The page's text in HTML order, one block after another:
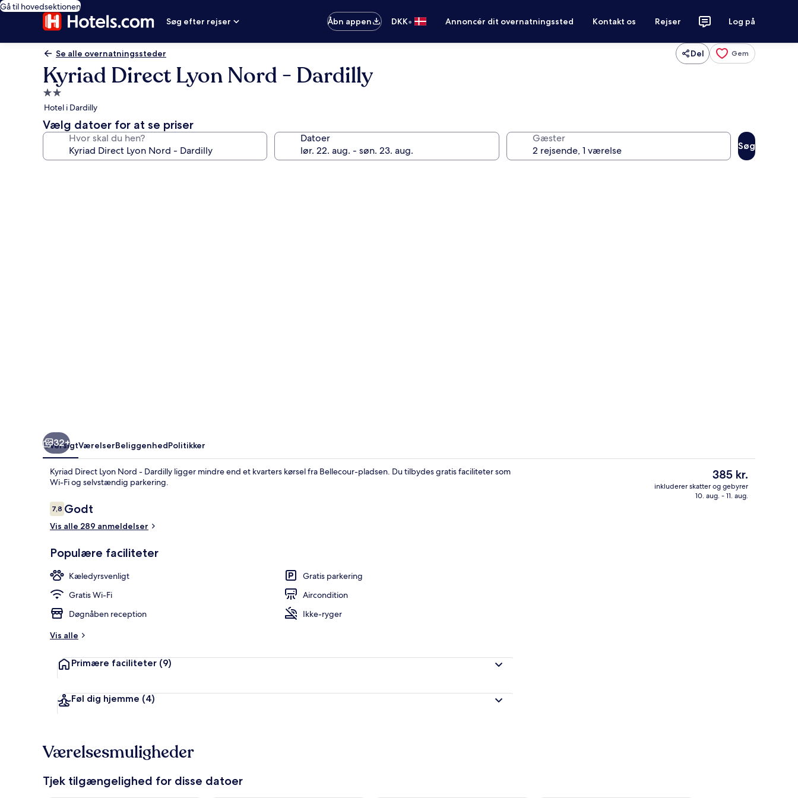
Gå til hovedsektionen
Søg efter rejser
Åbn appen DKK• Annoncér dit overnatningssted Kontakt os Rejser Log på
Se alle overnatningssteder Del Gem
Kyriad Direct Lyon Nord - Dardilly
2.0-
stjernet
overnatningssted
Hotel i Dardilly
Vælg datoer for at se priser
Hvor skal du hen? Datoer Gæster
Søg
Morgenmadsbuffet hver dag mod et gebyr
Værelse - flere senge |
32+
OversigtVærelserBeliggenhedPolitikker
Kyriad Direct Lyon Nord - Dardilly ligger mindre end et kvarters kørsel fra Bellecour-pladsen. Du tilbydes gratis faciliteter som
Wi-Fi og selvstændig parkering.
Anmeldelser
7,87,8 ud af 10.
Godt
Vis alle 289 anmeldelser
Populære faciliteter
Kæledyrsvenligt
Gratis parkering
Gratis Wi-Fi
Aircondition
Døgnåben reception
Ikke-ryger
Vis alle
Primære faciliteter (9)
Føl dig hjemme (4)
Den
nuværende
pris
385 kr.
inkluderer skatter og gebyrer
10. aug. - 11. aug.
Værelsesmuligheder
Tjek tilgængelighed for disse datoer